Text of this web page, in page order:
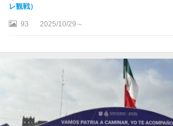
レ観戦）
93 2025/10/29～